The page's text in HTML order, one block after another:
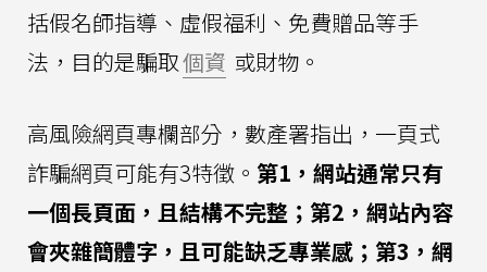
括假名師指導、虛假福利、免費贈品等手
法，目的是騙取個資 或財物。
高風險網頁專欄部分，數產署指出，一頁式
詐騙網頁可能有3特徵。 第1，網站通常只有
一個長頁面，且結構不完整；第2，網站內容
會夾雜簡體字，且可能缺乏專業感；第3，網